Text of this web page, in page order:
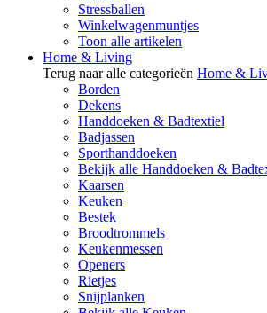
Stressballen
Winkelwagenmuntjes
Toon alle artikelen
Home & Living
Terug naar alle categorieën Home &
Borden
Dekens
Handdoeken & Badtextiel
Badjassen
Sporthanddoeken
Bekijk alle Handdoeken &
Kaarsen
Keuken
Bestek
Broodtrommels
Keukenmessen
Openers
Rietjes
Snijplanken